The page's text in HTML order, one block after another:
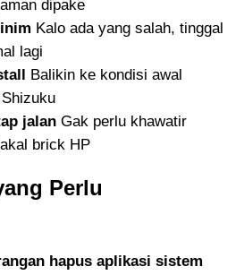
dipake
Kalo ada yang salah, tinggal
lagi
Balikin ke kondisi awal
jalan Gak perlu khawatir
brick HP
Perlu
hapus aplikasi sistem